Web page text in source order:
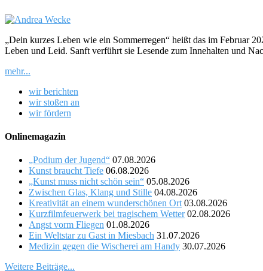
„Dein kurzes Leben wie ein Sommerregen“ heißt das im Februar
Leben und Leid. Sanft verführt sie Lesende zum Innehalten und
mehr...
wir berichten
wir stoßen an
wir fördern
Onlinemagazin
„Podium der Jugend“ 07.08.2026
Kunst braucht Tiefe 06.08.2026
„Kunst muss nicht schön sein“ 05.08.2026
Zwischen Glas, Klang und Stille 04.08.2026
Kreativität an einem wunderschönen Ort 03.08.2026
Kurzfilmfeuerwerk bei tragischem Wetter 02.08.2026
Angst vorm Fliegen 01.08.2026
Ein Weltstar zu Gast in Miesbach 31.07.2026
Medizin gegen die Wischerei am Handy 30.07.2026
Weitere Beiträge...